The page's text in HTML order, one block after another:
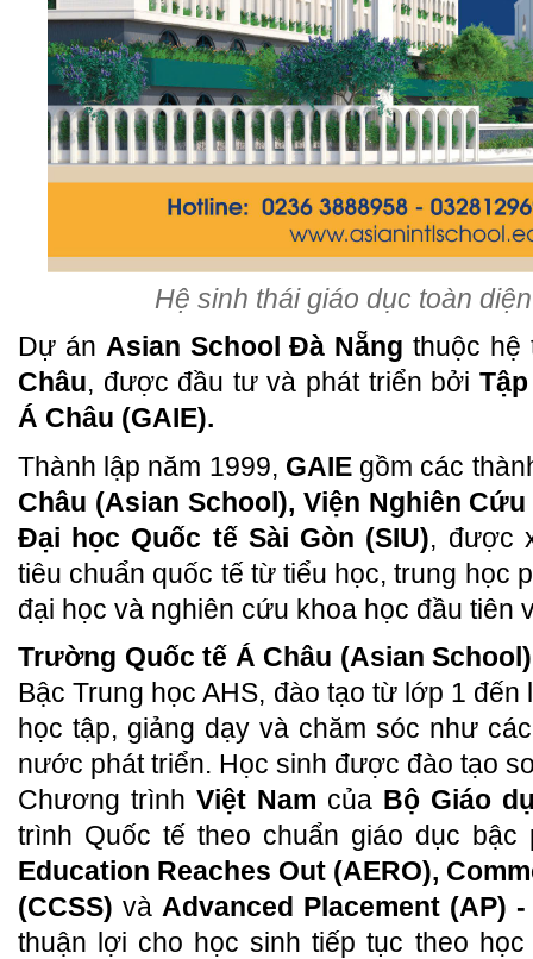
Hệ sinh thái giáo dục toàn
Dự án Asian School Đà Nẵng thuộc
Châu, được đầu tư và phát triển bởi
Á Châu (GAIE).
Thành lập năm 1999, GAIE gồm các
Châu (Asian School), Viện Nghiên
Đại học Quốc tế Sài Gòn (SIU), được
tiêu chuẩn quốc tế từ tiểu học, trung học
đại học và nghiên cứu khoa học đầu tiên
Trường Quốc tế Á Châu (Asian School)
Bậc Trung học AHS, đào tạo từ lớp 1
học tập, giảng dạy và chăm sóc như
nước phát triển. Học sinh được đào tạo
Chương trình Việt Nam của Bộ Giáo
trình Quốc tế theo chuẩn giáo dục
Education Reaches Out (AERO),
(CCSS) và Advanced Placement (AP)
thuận lợi cho học sinh tiếp tục theo